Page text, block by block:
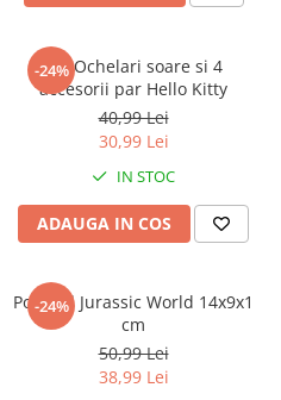
-24%
Set Ochelari soare si 4
accesorii par Hello Kitty
40,99 Lei
30,99 Lei
IN STOC
ADAUGA IN COS
-24%
Portofel Jurassic World 14x9x1
cm
50,99 Lei
38,99 Lei